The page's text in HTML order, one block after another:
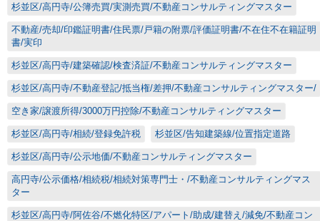
杉並区/高円寺/公簿売買/実測売買/不動産コンサルティングマスター
不動産/売却/印鑑証明書/住民票/戸籍の附票/評価証明書/不在住不在籍証明
書/実印
杉並区/高円寺/建築確認/検査済証/不動産コンサルティングマスター
杉並区/高円寺/不動産登記/抵当権/差押/不動産コンサルティングマスター/
空き家/譲渡所得/3000万円控除/不動産コンサルティングマスター
杉並区/高円寺/相続/登録免許税 杉並区/告知建築線/位置指定道路
杉並区/高円寺/公示地価/不動産コンサルティングマスター
高円寺/公示価格/相続税/相続対策専門士・/不動産コンサルティングマス
ター
杉並区/高円寺/阿佐谷/不燃化特区/アパート/助成/建替え/減免/不動産コン